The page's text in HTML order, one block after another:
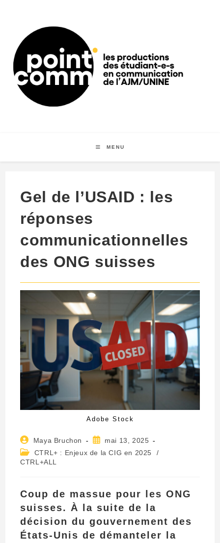
content
MENU
Gel de l’USAID : les
réponses
communicationnelles
des ONG suisses
Adobe Stock
Auteur/autrice
de
la
Maya Bruchon
Publication
publiée :
mai 13, 2025
Post
category:
CTRL+ : Enjeux de la CIG en 2025
/
CTRL+ALL
Coup de massue pour les ONG
suisses. À la suite de la
décision du gouvernement des
États-Unis de démanteler la